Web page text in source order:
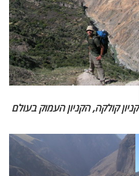
קניון קולקה, הקניון העמוק בעולם